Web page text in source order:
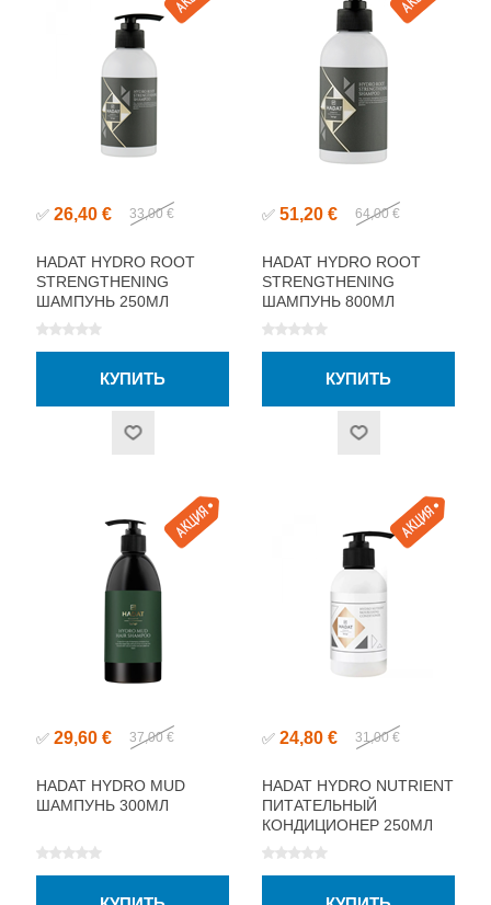
✅ 26,40 € 33,00 €
HADAT HYDRO ROOT
STRENGTHENING
ШАМПУНЬ 250МЛ
✅ 51,20 € 64,00 €
HADAT HYDRO ROOT
STRENGTHENING
ШАМПУНЬ 800МЛ
✅ 29,60 € 37,00 €
HADAT HYDRO MUD
ШАМПУНЬ 300МЛ
✅ 24,80 € 31,00 €
HADAT HYDRO NUTRIENT
ПИТАТЕЛЬНЫЙ
КОНДИЦИОНЕР 250МЛ